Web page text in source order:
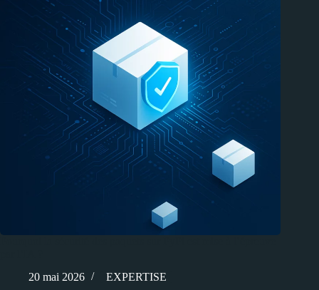
20 mai 2026
EXPERTISE